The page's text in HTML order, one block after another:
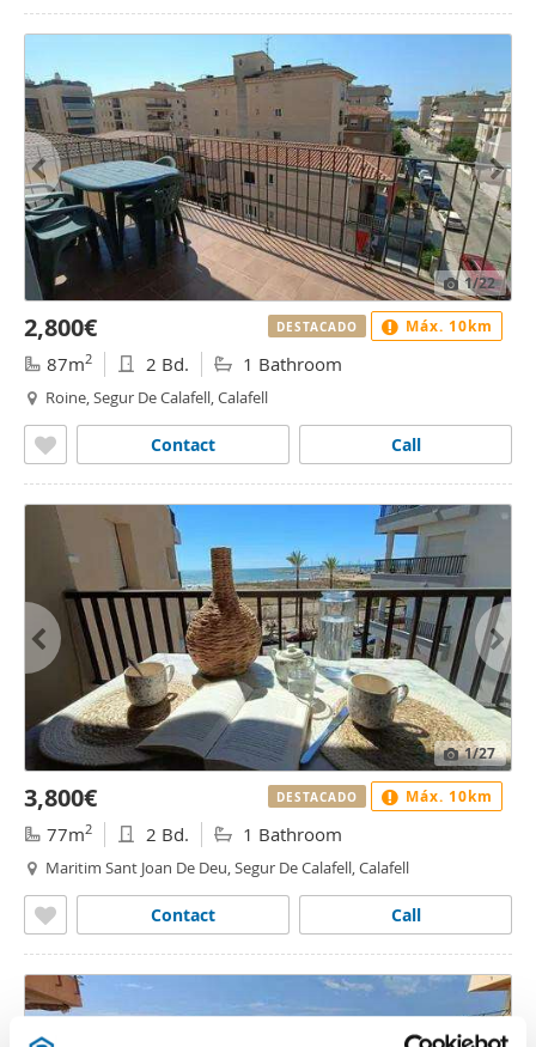
1/22
2,800€
87m2 2 Bd. 1 Bathroom
Roine, Segur De Calafell, Calafell
Call
Contact
DESTACADO Máx. 10km
1/27
3,800€
77m2 2 Bd. 1 Bathroom
Maritim Sant Joan De Deu, Segur De Calafell, Calafell
Call
Contact
DESTACADO Máx. 10km